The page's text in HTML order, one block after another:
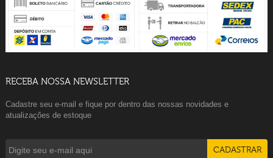
RECEBA NOSSA NEWSLETTER
Cadastre seu e-mail e fique por dentro das nossas novidades e
atualizações de estoque